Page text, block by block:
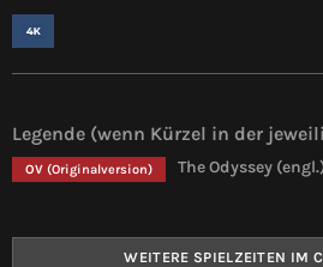
Legende (wenn Kürzel in der
OV (Originalversion) The Odyssey
WEITERE SPIELZEITEN IM